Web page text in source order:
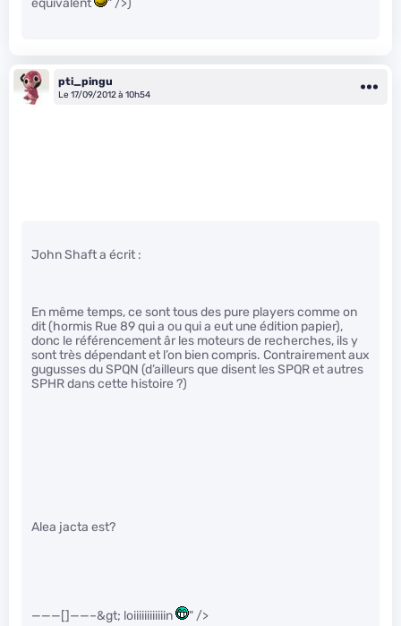
équivalent " />)
pti_pingu
Le 17/09/2012 à 10h54
John Shaft a écrit :
En même temps, ce sont tous des pure players comme on
dit (hormis Rue 89 qui a ou qui a eut une édition papier),
donc le référencement âr les moteurs de recherches, ils y
sont très dépendant et l’on bien compris. Contrairement aux
gugusses du SPQN (d’ailleurs que disent les SPQR et autres
SPHR dans cette histoire ?)
Alea jacta est?
———[]——–&gt; loiiiiiiiiiiiin " />